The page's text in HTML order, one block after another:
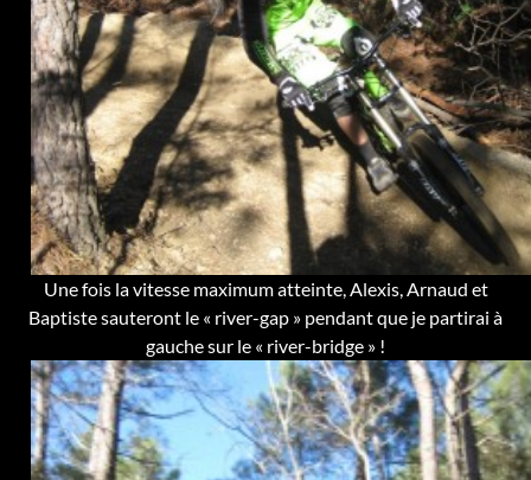
Une fois la vitesse maximum atteinte, Alexis, Arnaud et
Baptiste sauteront le « river-gap » pendant que je partirai à
gauche sur le « river-bridge » !